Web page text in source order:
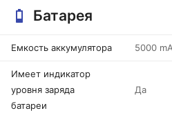
Батарея
Емкость аккумулятора 5000
Имеет индикатор
уровня заряда
батареи
Да